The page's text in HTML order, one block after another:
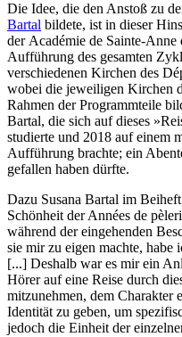
Die Idee, die den Anstoß zu
Bartal bildete, ist in dieser
der Académie de Sainte-
Aufführung des gesamten
verschiedenen Kirchen des
wobei die jeweiligen Kirchen
Rahmen der Programmteile
Bartal, die sich auf dieses
studierte und 2018 auf einem
Aufführung brachte; ein
gefallen haben dürfte.
Dazu Susana Bartal im
Schönheit der Années de
während der eingehenden
sie mir zu eigen machte,
[...] Deshalb war es mir ein
Hörer auf eine Reise durch
mitzunehmen, dem Charakter
Identität zu geben, um
jedoch die Einheit der